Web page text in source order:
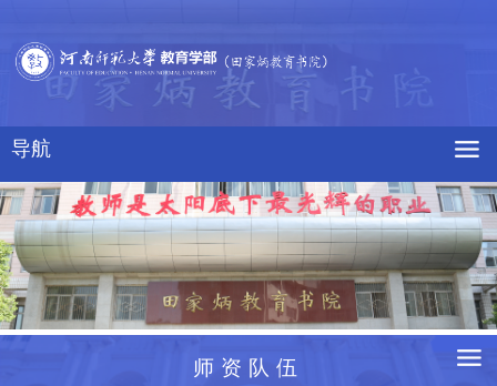
导航
师资队伍